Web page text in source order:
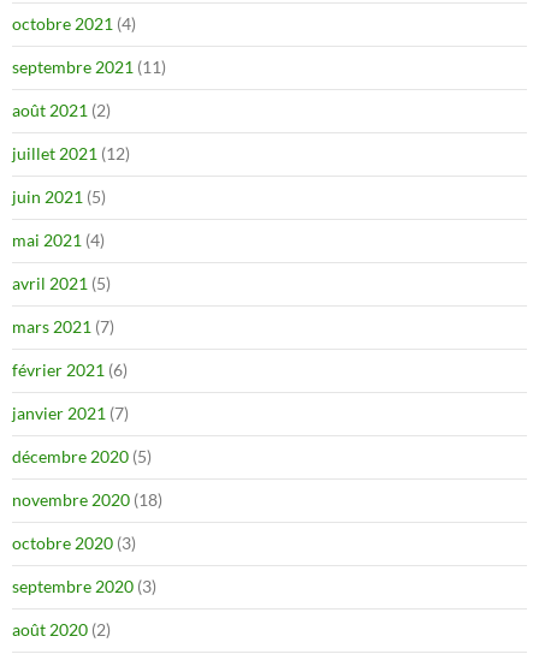
octobre 2021 (4)
septembre 2021 (11)
août 2021 (2)
juillet 2021 (12)
juin 2021 (5)
mai 2021 (4)
avril 2021 (5)
mars 2021 (7)
février 2021 (6)
janvier 2021 (7)
décembre 2020 (5)
novembre 2020 (18)
octobre 2020 (3)
septembre 2020 (3)
août 2020 (2)